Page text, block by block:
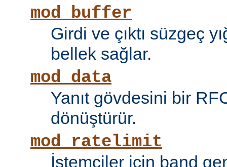
mod_buffer
Girdi ve çıktı süzgeç
bellek sağlar.
mod_data
Yanıt gövdesini bir
dönüştürür.
mod_ratelimit
İstemciler için band